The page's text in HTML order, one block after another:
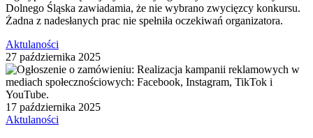
Dolnego Śląska zawiadamia, że nie wybrano zwycięzcy konkursu.
Żadna z nadesłanych prac nie spełniła oczekiwań organizatora.
Aktulaności
27 października 2025
17 października 2025
Aktulaności